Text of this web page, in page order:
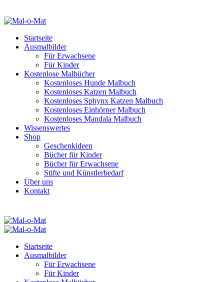
Startseite
Ausmalbilder
Für Erwachsene
Für Kinder
Kostenlose Malbücher
Kostenloses Hunde Malbuch
Kostenloses Katzen Malbuch
Kostenloses Sphynx Katzen Malbuch
Kostenloses Einhörner Malbuch
Kostenloses Mandala Malbuch
Wissenswertes
Shop
Geschenkideen
Bücher für Kinder
Bücher für Erwachsene
Stifte und Künstlerbedarf
Über uns
Kontakt
Startseite
Ausmalbilder
Für Erwachsene
Für Kinder